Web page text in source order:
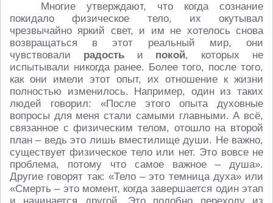
Многие утверждают, что когда сознание
покидало физическое тело, их окутывал
чрезвычайно яркий свет, и им не хотелось снова
возвращаться в этот реальный мир, они
чувствовали радостьи покой, которых не
испытывали никогда ранее. Более того, после того,
как они имели этот опыт, их отношение к жизни
полностью изменилось. Например, один из таких
людей говорил: «После этого опыта духовные
вопросы для меня стали самыми главными. А всё,
связанное с физическим телом, отошло на второй
план – ведь это лишь вместилище души. Не важно,
существует физическое тело или нет. Это вовсе не
проблема, потому что самое важное – душа».
Другие говорят так: «Тело – это темница духа» или
«Смерть – это момент, когда завершается один этап